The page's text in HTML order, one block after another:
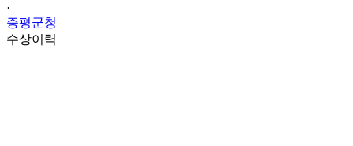
·
증평군청
수상이력